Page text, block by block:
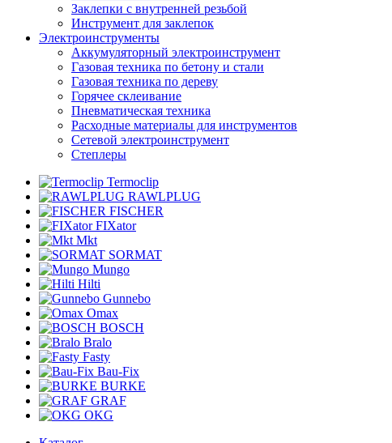
Заклепки с внутренней резьбой
Инструмент для заклепок
Электроинструменты
Аккумуляторный электроинструмент
Газовая техника по бетону и стали
Газовая техника по дереву
Горячее склеивание
Пневматическая техника
Расходные материалы для инструментов
Сетевой электроинструмент
Степлеры
Termoclip
RAWLPLUG
FISCHER
FIXator
Mkt
SORMAT
Mungo
Hilti
Gunnebo
Omax
BOSCH
Bralo
Fasty
Bau-Fix
BURKE
GRAF
OKG